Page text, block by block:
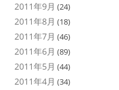
2011年9月 (24)
2011年8月 (18)
2011年7月 (46)
2011年6月 (89)
2011年5月 (44)
2011年4月 (34)